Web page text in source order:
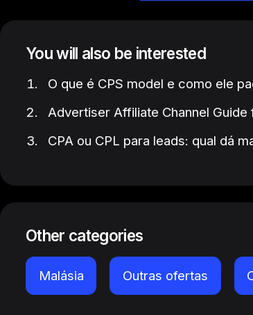
You will also be interested
O que é CPS model e como ele
Advertiser Affiliate Channel Guide
CPA ou CPL para leads: qual dá
Other categories
Malásia Outras ofertas